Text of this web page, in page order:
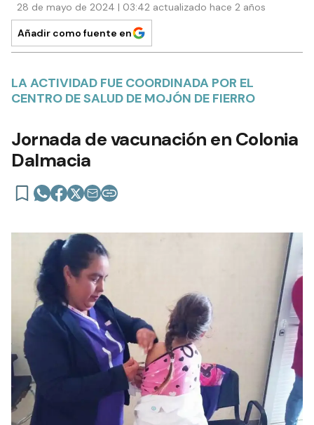
28 de mayo de 2024 | 03:42 actualizado hace 2 años
Añadir como fuente en
LA ACTIVIDAD FUE COORDINADA POR EL
CENTRO DE SALUD DE MOJÓN DE FIERRO
Jornada de vacunación en Colonia
Dalmacia